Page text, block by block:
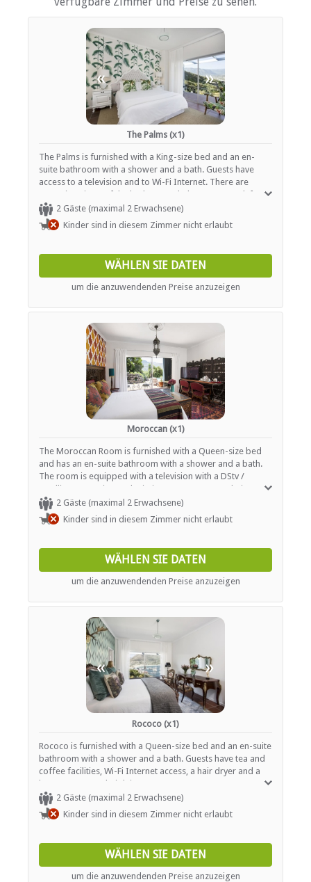
Wäscheservice
Parkplatz (abseits der Straße)
Rauchen: Nicht drinnen
Schwimmbad
ESSEN UND TRINKEN
Braai / Grill (BBQ)
Kostenloses Wi-Fi
TRANSFERS
Flughafentransfers
« »
The Palms (x1)
The Palms is furnished with a King-size bed and an en-
suite bathroom with a shower and a bath. Guests have
access to a television and to Wi-Fi Internet. There are
sweeping views of the harbour and Chapman's Peak from
the room.2 Gäste (maximal 2 Erwachsene)
Kinder sind in diesem Zimmer nicht erlaubt
WÄHLEN SIE DATEN
um die anzuwendenden Preise anzuzeigen
Moroccan (x1)
The Moroccan Room is furnished with a Queen-size bed
and has an en-suite bathroom with a shower and a bath.
The room is equipped with a television with a DStv /
satellite connection and Wi-Fi Internet access at their
disposal. This room has a private patio.
2 Gäste (maximal 2 Erwachsene)
Kinder sind in diesem Zimmer nicht erlaubt
WÄHLEN SIE DATEN
um die anzuwendenden Preise anzuzeigen
« »
Rococo (x1)
Rococo is furnished with a Queen-size bed and an en-suite
bathroom with a shower and a bath. Guests have tea and
coffee facilities, Wi-Fi Internet access, a hair dryer and a
heater to use at their leisure.
2 Gäste (maximal 2 Erwachsene)
Kinder sind in diesem Zimmer nicht erlaubt
WÄHLEN SIE DATEN
um die anzuwendenden Preise anzuzeigen